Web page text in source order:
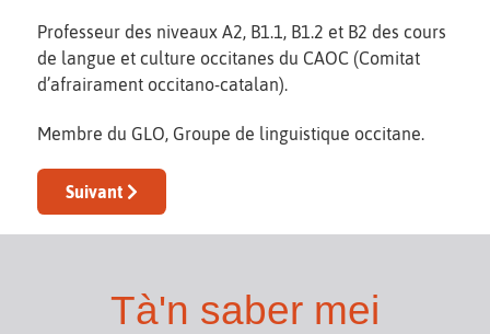
Professeur des niveaux A2, B1.1, B1.2 et B2 des cours
de langue et culture occitanes du CAOC (Comitat
d’afrairament occitano-catalan).
Membre du GLO, Groupe de linguistique occitane.
Article suivant : Florian VERNET
Suivant
Tà'n saber mei